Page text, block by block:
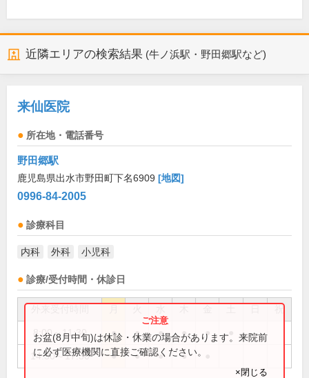
近隣エリアの検索結果 (牛ノ浜駅・野田郷駅など)
来仙医院
所在地・電話番号
野田郷駅
鹿児島県出水市野田町下名6909 [地図]
0996-84-2005
診療科目
内科 外科 小児科
診療/受付時間・休診日
祝
8:00～11:30 ● ● ● ● ●
14:30～17:30 ● ● ● ●
お盆(8月中旬)は休診・休業の場合があります。来院前
に必ず医療機関に直接ご確認ください。
×閉じる